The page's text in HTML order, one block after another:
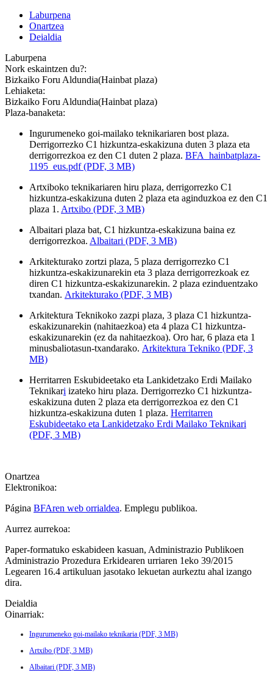
Laburpena
Onartzea
Deialdia
Laburpena
Nork eskaintzen du?:
Bizkaiko Foru Aldundia(Hainbat plaza)
Lehiaketa:
Bizkaiko Foru Aldundia(Hainbat plaza)
Plaza-banaketa:
Ingurumeneko goi-mailako teknikariaren bost plaza.
Derrigorrezko C1 hizkuntza-eskakizuna duten 3 plaza eta
derrigorrezkoa ez den C1 duten 2 plaza. BFA_hainbatplaza-
1195_eus.pdf (PDF, 3 MB)
Artxiboko teknikariaren hiru plaza, derrigorrezko C1
hizkuntza-eskakizuna duten 2 plaza eta aginduzkoa ez den C1
plaza 1. Artxibo (PDF, 3 MB)
Albaitari plaza bat, C1 hizkuntza-eskakizuna baina ez
derrigorrezkoa. Albaitari (PDF, 3 MB)
Arkitekturako zortzi plaza, 5 plaza derrigorrezko C1
hizkuntza-eskakizunarekin eta 3 plaza derrigorrezkoak ez
diren C1 hizkuntza-eskakizunarekin. 2 plaza ezinduentzako
txandan. Arkitekturako (PDF, 3 MB)
Arkitektura Teknikoko zazpi plaza, 3 plaza C1 hizkuntza-
eskakizunarekin (nahitaezkoa) eta 4 plaza C1 hizkuntza-
eskakizunarekin (ez da nahitaezkoa). Oro har, 6 plaza eta 1
minusbaliotasun-txandarako. Arkitektura Tekniko (PDF, 3
MB)
Herritarren Eskubideetako eta Lankidetzako Erdi Mailako
Teknikari izateko hiru plaza. Derrigorrezko C1 hizkuntza-
eskakizuna duten 2 plaza eta derrigorrezkoa ez den C1
hizkuntza-eskakizuna duten 1 plaza. Herritarren
Eskubideetako eta Lankidetzako Erdi Mailako Teknikari
(PDF, 3 MB)
Onartzea
Elektronikoa:
Página BFAren web orrialdea. Emplegu publikoa.
Aurrez aurrekoa:
Paper-formatuko eskabideen kasuan, Administrazio Publikoen
Administrazio Prozedura Erkidearen urriaren 1eko 39/2015
Legearen 16.4 artikuluan jasotako lekuetan aurkeztu ahal izango
dira.
Deialdia
Oinarriak:
Ingurumeneko goi-mailako teknikaria (PDF, 3 MB)
Artxibo (PDF, 3 MB)
Albaitari (PDF, 3 MB)